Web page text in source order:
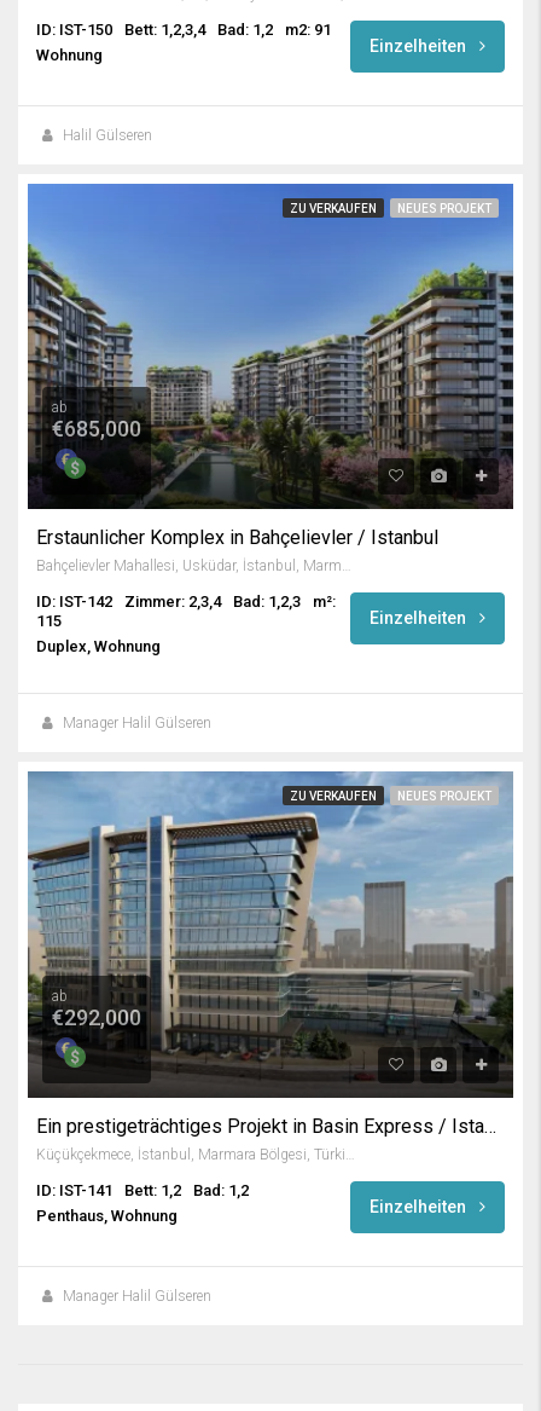
ID: IST-150 Bett: 1,2,3,4 Bad: 1,2
m2: 91
Wohnung
Einzelheiten
Halil Gülseren
ZU VERKAUFEN NEUES PROJEKT
ab
€685,000
Erstaunlicher Komplex in Bahçelievler / Istanbul
Bahçelievler Mahallesi, Üsküdar, İstanbul, Marmara Bölgesi, 34688, Türkiye
ID: IST-142 Zimmer: 2,3,4 Bad: 1,2,3
m²:
115
Duplex, Wohnung
Einzelheiten
Manager Halil Gülseren
ZU VERKAUFEN NEUES PROJEKT
ab
€292,000
Ein prestigeträchtiges Projekt in Basin Express / Istanbul
ID: IST-141 Bett: 1,2
Bad: 1,2
Penthaus, Wohnung
Einzelheiten
Manager Halil Gülseren